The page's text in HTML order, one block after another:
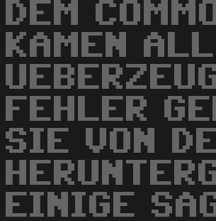
DEM
KAMEN
FEHLER
SIE VON
EINIGE